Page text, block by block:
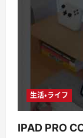
生活・ライフ
IPAD PRO